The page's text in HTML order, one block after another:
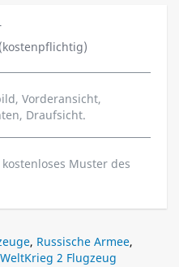
Vorderansicht,
Draufsicht.
Muster des
, Russische Armee,
WeltKrieg 2 Flugzeug